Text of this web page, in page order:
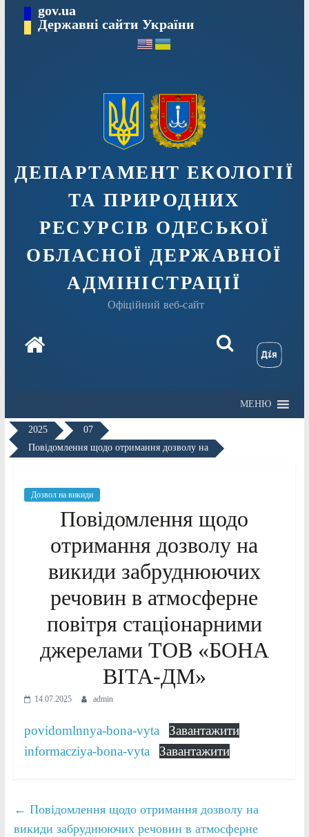
Перейтиgov.ua
Державні сайти України
ДЕПАРТАМЕНТ ЕКОЛОГІЇ
ТА ПРИРОДНИХ
РЕСУРСІВ ОДЕСЬКОЇ
ОБЛАСНОЇ ДЕРЖАВНОЇ
АДМIНIСТРАЦIЇ
Офіційний веб-сайт
МЕНЮ
2025
07
Повідомлення щодо отримання дозволу на
Дозвол на викиди
Повідомлення щодо
отримання дозволу на
викиди забруднюючих
речовин в атмосферне
повітря стаціонарними
джерелами ТОВ «БОНА
ВІТА-ДМ»
14.07.2025 admin
povidomlnnya-bona-vyta
Завантажити
informacziya-bona-vyta
Завантажити
← Повідомлення щодо отримання дозволу на
викиди забруднюючих речовин в атмосферне